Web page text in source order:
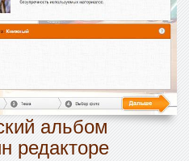
альбом
редакторе